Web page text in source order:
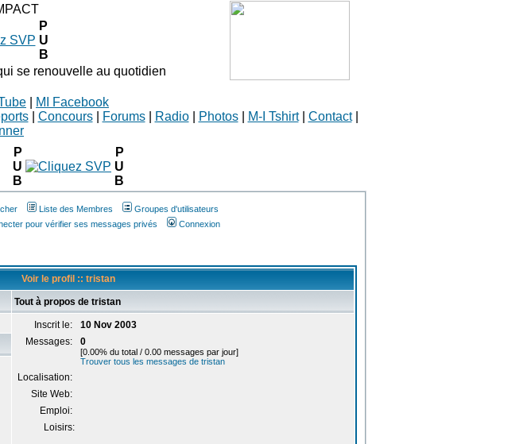
P
U
B
se renouvelle au quotidien
MI Facebook
| Concours| Forums| Radio| Photos| M-I Tshirt| Contact|
P
U
B
P
U
B
Liste des Membres
Groupes d'utilisateurs
pour vérifier ses messages privés Connexion
Voir le profil :: tristan
Tout à propos de tristan
Inscrit le:
10 Nov 2003
Messages:
0
[0.00% du total / 0.00 messages par jour]
Trouver tous les messages de tristan
Localisation:
Site Web:
Emploi:
Loisirs: